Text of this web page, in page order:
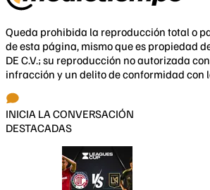
Queda prohibida la reproducción total o
de esta página, mismo que es propiedad
DE C.V.; su reproducción no autorizada
infracción y un delito de conformidad con
INICIA LA CONVERSACIÓN
DESTACADAS